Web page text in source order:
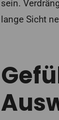
sein.
lange Sicht